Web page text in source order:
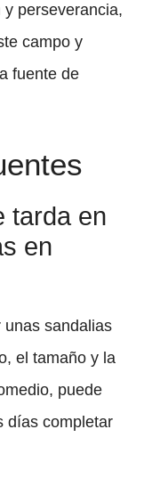
perseverancia,
campo y
fuente de
tarda en
en
unas sandalias
el tamaño y la
puede
días completar